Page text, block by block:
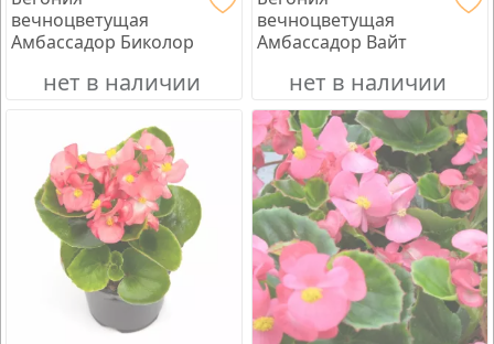
вечноцветущая
Амбассадор Биколор
нет в наличии
вечноцветущая
Амбассадор Вайт
нет в наличии